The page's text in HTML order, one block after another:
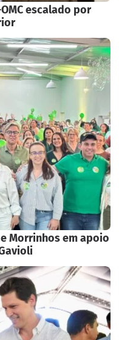
escalado por
Morrinhos em apoio